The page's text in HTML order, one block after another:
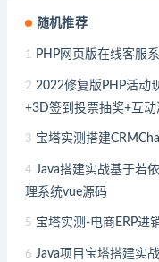
随机推荐
1 PHP网页版在线客服
2 2022修复版PHP活动
+3D签到投票抽奖+互
3 宝塔实测搭建
4 Java搭建实战基于若
理系统vue源码
5 宝塔实测-电商ERP进
6 Java项目宝塔搭建实